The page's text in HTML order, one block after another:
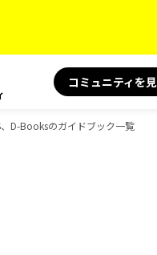
コミュニティを
D-Booksのガイドブック一覧